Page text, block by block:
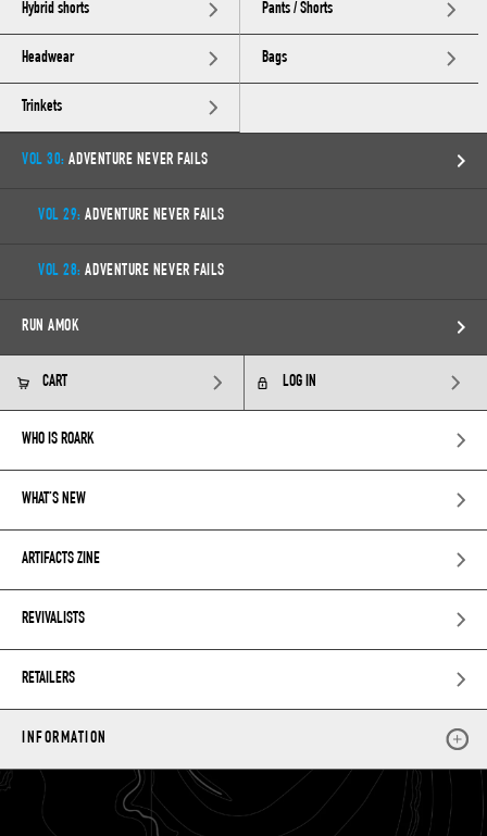
Hybrid shorts Pants / Shorts
Headwear Bags
Trinkets
VOL 30: ADVENTURE NEVER FAILS
VOL 29: ADVENTURE NEVER FAILS
VOL 28: ADVENTURE NEVER FAILS
RUN AMOK
CART LOG IN
WHO IS ROARK
WHAT’S NEW
ARTIFACTS ZINE
REVIVALISTS
RETAILERS
INFORMATION